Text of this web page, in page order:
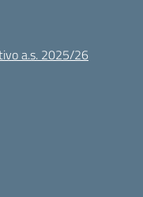
a.s. 2025/26